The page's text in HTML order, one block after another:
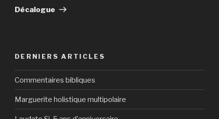
suivant
Décalogue
DERNIERS ARTICLES
Commentaires bibliques
Marguerite holistique multipolaire